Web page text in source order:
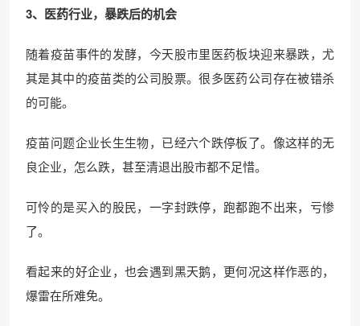
3、医药行业，暴跌后的机会
随着疫苗事件的发酵，今天股市里医药板块迎来暴跌，尤
其是其中的疫苗类的公司股票。很多医药公司存在被错杀
的可能。
疫苗问题企业长生生物，已经六个跌停板了。像这样的无
良企业，怎么跌，甚至清退出股市都不足惜。
可怜的是买入的股民，一字封跌停，跑都跑不出来，亏惨
了。
看起来的好企业，也会遇到黑天鹅，更何况这样作恶的，
爆雷在所难免。